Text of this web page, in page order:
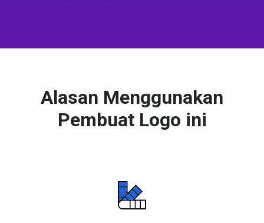
Alasan Menggunakan
Pembuat Logo ini